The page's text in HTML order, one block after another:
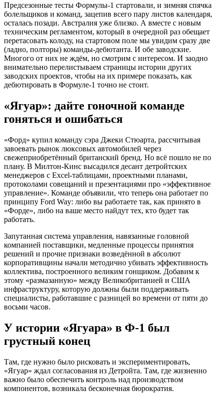
Предсезонные тесты Формулы-1 стартовали, и зимняя спячка
болельщиков и команд, зацепив всего пару листов календаря,
осталась позади. Австралия уже близко. А вместе с новым
техническим регламентом, который в очередной раз обещает
перетасовать колоду, на стартовом поле мы увидим сразу две
(ладно, полторы) команды-дебютанта. И обе заводские.
Многого от них не ждём, но смотрим с интересом. И заодно
внимательно перелистываем страницы истории других
заводских проектов, чтобы на их примере показать, как
дебютировать в Формуле-1 точно не стоит.
«Ягуар»: дайте гоночной команде
гоняться и ошибаться
«Форд» купил команду сэра Джеки Стюарта, рассчитывая
завоевать рынок люксовых автомобилей через
свежеприобретённый британский бренд. Но всё пошло не по
плану. В Милтон-Кинс высадился десант детройтских
менеджеров с Excel-таблицами, проектными планами,
протоколами совещаний и презентациями про «эффективное
управление». Команде объявили, что теперь она работает по
принципу Ford Way: либо вы работаете так, как принято в
«Форде», либо на ваше место найдут тех, кто будет так
работать.
Запутанная система управления, навязанные головной
компанией поставщики, медленные процессы принятия
решений и прочие признаки возведённой в абсолют
корпоративщины начали методично убивать эффективность
коллектива, построенного великим гонщиком. Добавим к
этому «размазанную» между Великобританией и США
инфраструктуру, которую должны были поддерживать
специалисты, работавшие с разницей во времени от пяти до
восьми часов.
У истории «Ягуара» в Ф-1 был
грустный конец
Там, где нужно было рисковать и экспериментировать,
«Ягуар» ждал согласования из Детройта. Там, где жизненно
важно было обеспечить контроль над производством
компонентов, возникала бесконечная бюрократия.